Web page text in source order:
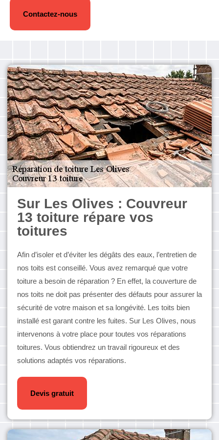
Contactez-nous
Sur Les Olives : Couvreur
13 toiture répare vos
toitures
Afin d’isoler et d’éviter les dégâts des eaux, l’entretien de
nos toits est conseillé. Vous avez remarqué que votre
toiture a besoin de réparation ? En effet, la couverture de
nos toits ne doit pas présenter des défauts pour assurer la
sécurité de votre maison et sa longévité. Les toits bien
installé est garant contre les fuites. Sur Les Olives, nous
intervenons à votre place pour toutes vos réparations
toitures. Vous obtiendrez un travail rigoureux et des
solutions adaptés vos réparations.
Devis gratuit